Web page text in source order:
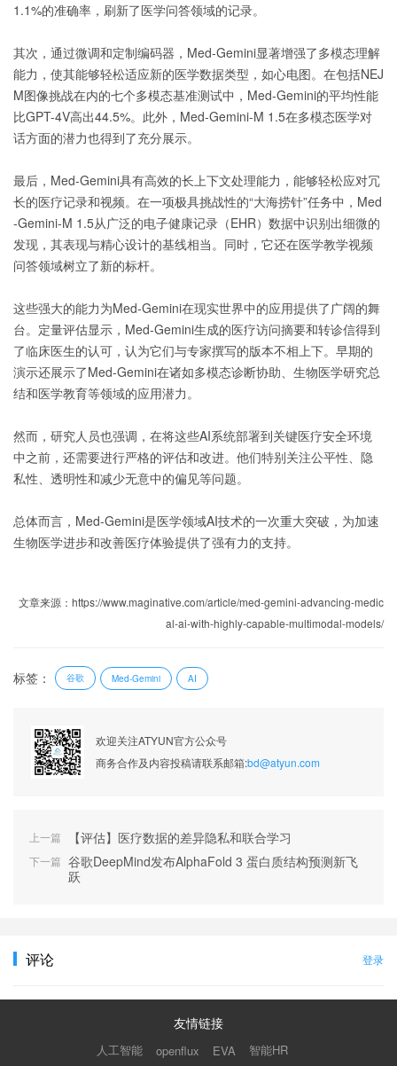
1.1%的准确率，刷新了医学问答领域的记录。
其次，通过微调和定制编码器，Med-Gemini显著增强了多模态理解
能力，使其能够轻松适应新的医学数据类型，如心电图。在包括NEJ
M图像挑战在内的七个多模态基准测试中，Med-Gemini的平均性能
比GPT-4V高出44.5%。此外，Med-Gemini-M 1.5在多模态医学对
话方面的潜力也得到了充分展示。
最后，Med-Gemini具有高效的长上下文处理能力，能够轻松应对冗
长的医疗记录和视频。在一项极具挑战性的“大海捞针”任务中，Med
-Gemini-M 1.5从广泛的电子健康记录（EHR）数据中识别出细微的
发现，其表现与精心设计的基线相当。同时，它还在医学教学视频
问答领域树立了新的标杆。
这些强大的能力为Med-Gemini在现实世界中的应用提供了广阔的舞
台。定量评估显示，Med-Gemini生成的医疗访问摘要和转诊信得到
了临床医生的认可，认为它们与专家撰写的版本不相上下。早期的
演示还展示了Med-Gemini在诸如多模态诊断协助、生物医学研究总
结和医学教育等领域的应用潜力。
然而，研究人员也强调，在将这些AI系统部署到关键医疗安全环境
中之前，还需要进行严格的评估和改进。他们特别关注公平性、隐
私性、透明性和减少无意中的偏见等问题。
总体而言，Med-Gemini是医学领域AI技术的一次重大突破，为加速
生物医学进步和改善医疗体验提供了强有力的支持。
文章来源：https://www.maginative.com/article/med-gemini-advancing-medic
al-ai-with-highly-capable-multimodal-models/
标签： 谷歌 Med-Gemini AI
欢迎关注ATYUN官方公众号
商务合作及内容投稿请联系邮箱:bd@atyun.com
上一篇 【评估】医疗数据的差异隐私和联合学习
下一篇 谷歌DeepMind发布AlphaFold 3 蛋白质结构预测新飞
跃
评论 登录
友情链接
人工智能 openflux EVA 智能HR